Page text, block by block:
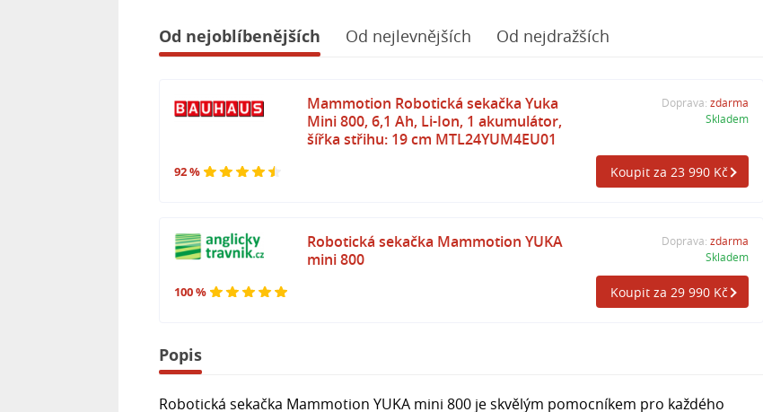
Od nejoblíbenějších Od nejlevnějších Od nejdražších
92 %
Mammotion Robotická sekačka Yuka
Mini 800, 6,1 Ah, Li-Ion, 1 akumulátor,
šířka střihu: 19 cm MTL24YUM4EU01
Doprava: zdarma
Skladem
Koupit za 23 990 Kč
100 %
Robotická sekačka Mammotion YUKA
mini 800
Doprava: zdarma
Skladem
Koupit za 29 990 Kč
Popis
Robotická sekačka Mammotion YUKA mini 800 je skvělým pomocníkem pro každého